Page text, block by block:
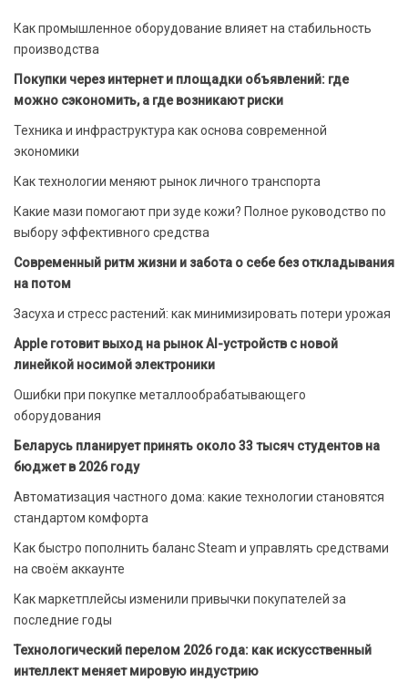
Как промышленное оборудование влияет на стабильность
производства
Покупки через интернет и площадки объявлений: где
можно сэкономить, а где возникают риски
Техника и инфраструктура как основа современной
экономики
Как технологии меняют рынок личного транспорта
Какие мази помогают при зуде кожи? Полное руководство по
выбору эффективного средства
Современный ритм жизни и забота о себе без откладывания
на потом
Засуха и стресс растений: как минимизировать потери урожая
Apple готовит выход на рынок AI-устройств с новой
линейкой носимой электроники
Ошибки при покупке металлообрабатывающего
оборудования
Беларусь планирует принять около 33 тысяч студентов на
бюджет в 2026 году
Автоматизация частного дома: какие технологии становятся
стандартом комфорта
Как быстро пополнить баланс Steam и управлять средствами
на своём аккаунте
Как маркетплейсы изменили привычки покупателей за
последние годы
Технологический перелом 2026 года: как искусственный
интеллект меняет мировую индустрию